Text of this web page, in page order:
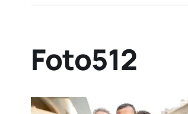
Foto512